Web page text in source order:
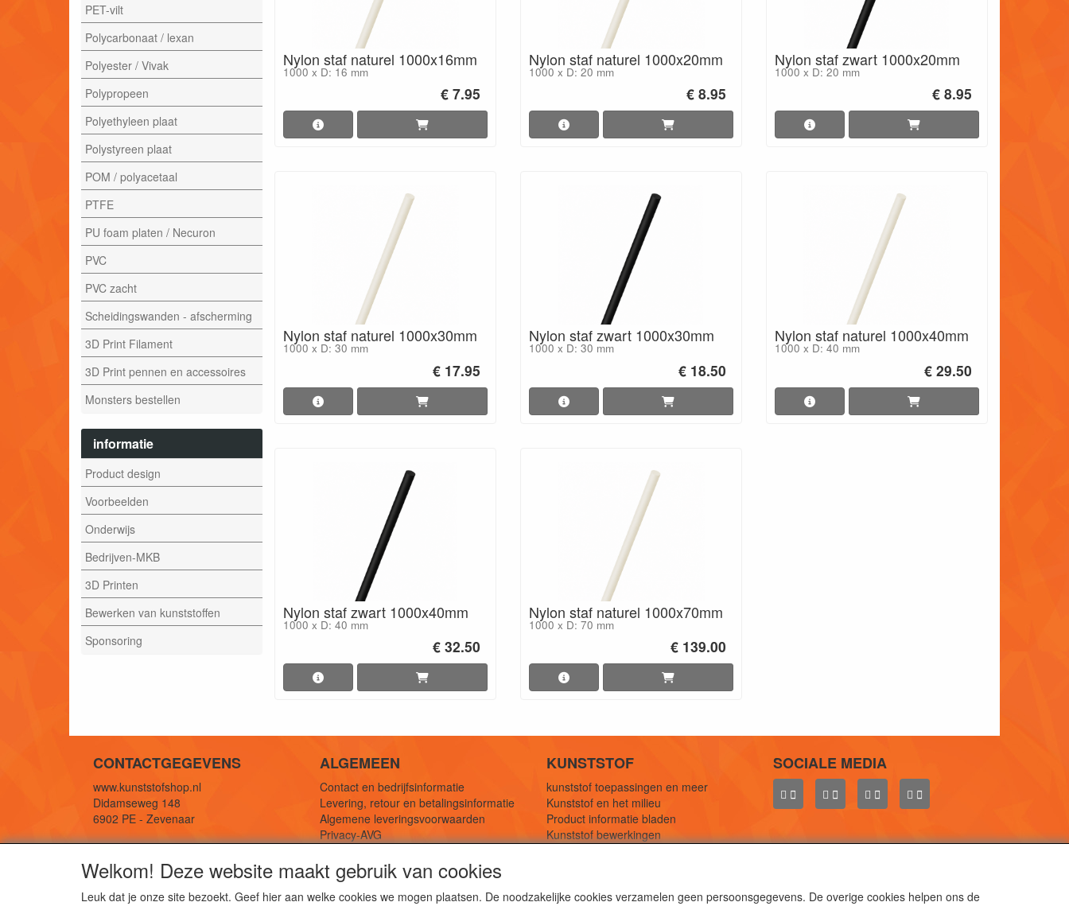
PET-vilt
Polycarbonaat / lexan
Polyester / Vivak
Polypropeen
Polyethyleen plaat
Polystyreen plaat
POM / polyacetaal
PTFE
PU foam platen / Necuron
PVC
PVC zacht
Scheidingswanden - afscherming
3D Print Filament
3D Print pennen en accessoires
Monsters bestellen
informatie
Product design
Voorbeelden
Onderwijs
Bedrijven-MKB
3D Printen
Bewerken van kunststoffen
Sponsoring
Nylon staf naturel 1000x16mm
1000 x D: 16 mm
€ 7.95
Nylon staf naturel 1000x20mm
1000 x D: 20 mm
€ 8.95
Nylon staf zwart 1000x20mm
1000 x D: 20 mm
€ 8.95
Nylon staf naturel 1000x30mm
1000 x D: 30 mm
€ 17.95
Nylon staf zwart 1000x30mm
1000 x D: 30 mm
€ 18.50
Nylon staf naturel 1000x40mm
1000 x D: 40 mm
€ 29.50
Nylon staf zwart 1000x40mm
1000 x D: 40 mm
€ 32.50
Nylon staf naturel 1000x70mm
1000 x D: 70 mm
€ 139.00
CONTACTGEGEVENS
www.kunststofshop.nl
Didamseweg 148
6902 PE - Zevenaar
Telefoon: +31 (0) 316 241 994
ALGEMEEN
Contact en bedrijfsinformatie
Levering, retour en betalingsinformatie
Algemene leveringsvoorwaarden
Privacy-AVG
KUNSTSTOF
kunststof toepassingen en meer
Kunststof en het milieu
Product informatie bladen
Kunststof bewerkingen
SOCIALE MEDIA
Welkom! Deze website maakt gebruik van cookies
Leuk dat je onze site bezoekt. Geef hier aan welke cookies we mogen plaatsen. De noodzakelijke cookies verzamelen geen persoonsgegevens. De overige cookies helpen ons de